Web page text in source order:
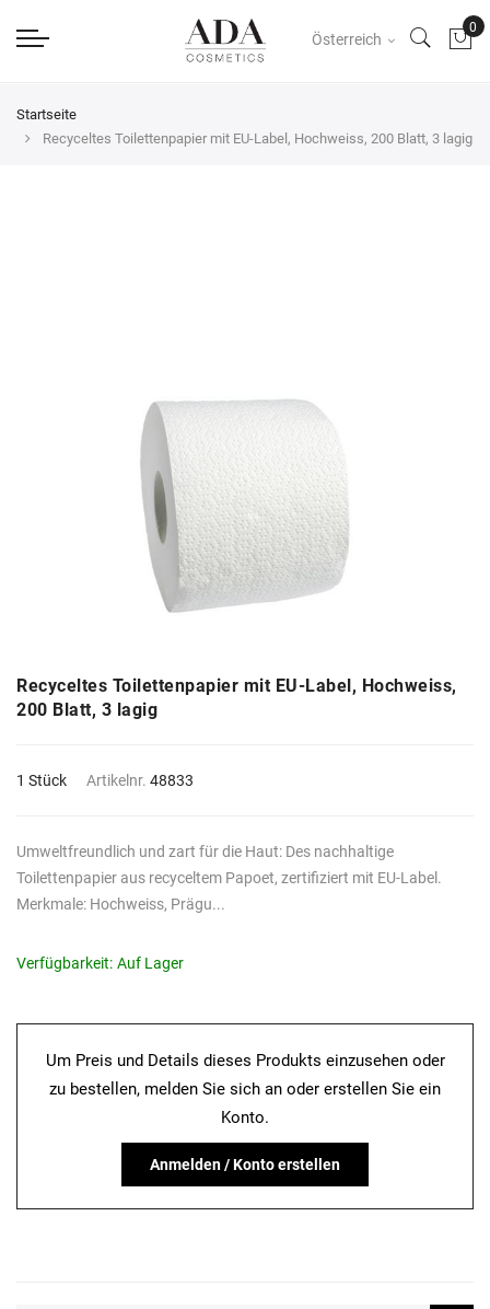
Österreich
Startseite
Recyceltes Toilettenpapier mit EU-Label, Hochweiss, 200 Blatt, 3 lagig
Recyceltes Toilettenpapier mit EU-Label, Hochweiss,
200 Blatt, 3 lagig
1 Stück Artikelnr. 48833
Umweltfreundlich und zart für die Haut: Des nachhaltige
Toilettenpapier aus recyceltem Papoet, zertifiziert mit EU-Label.
Merkmale: Hochweiss, Prägu...
Verfügbarkeit: Auf Lager
Um Preis und Details dieses Produkts einzusehen oder
zu bestellen, melden Sie sich an oder erstellen Sie ein
Konto.
Anmelden / Konto erstellen